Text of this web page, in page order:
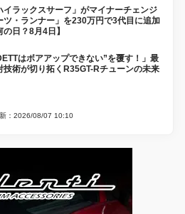
イラックスサーフ」がマイナーチェンジ
ツ・ランナー」を230万円で3代目に追加
の日？8月4日】
はボアアップできない”を覆す！」最
技術が切り拓くR35GT-Rチューンの未来
：2026/08/07 10:10